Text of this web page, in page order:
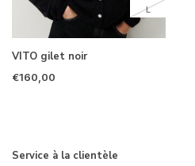
L
VITO gilet noir
€160,00
Service à la clientèle